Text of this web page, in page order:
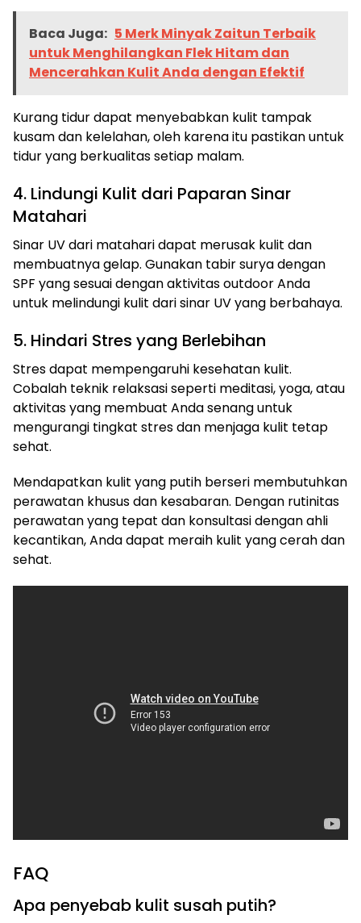
Baca Juga: 5 Merk Minyak Zaitun Terbaik
untuk Menghilangkan Flek Hitam dan
Mencerahkan Kulit Anda dengan Efektif
Kurang tidur dapat menyebabkan kulit tampak
kusam dan kelelahan, oleh karena itu pastikan untuk
tidur yang berkualitas setiap malam.
4. Lindungi Kulit dari Paparan Sinar
Matahari
Sinar UV dari matahari dapat merusak kulit dan
membuatnya gelap. Gunakan tabir surya dengan
SPF yang sesuai dengan aktivitas outdoor Anda
untuk melindungi kulit dari sinar UV yang berbahaya.
5. Hindari Stres yang Berlebihan
Stres dapat mempengaruhi kesehatan kulit.
Cobalah teknik relaksasi seperti meditasi, yoga, atau
aktivitas yang membuat Anda senang untuk
mengurangi tingkat stres dan menjaga kulit tetap
sehat.
Mendapatkan kulit yang putih berseri membutuhkan
perawatan khusus dan kesabaran. Dengan rutinitas
perawatan yang tepat dan konsultasi dengan ahli
kecantikan, Anda dapat meraih kulit yang cerah dan
sehat.
FAQ
Apa penyebab kulit susah putih?